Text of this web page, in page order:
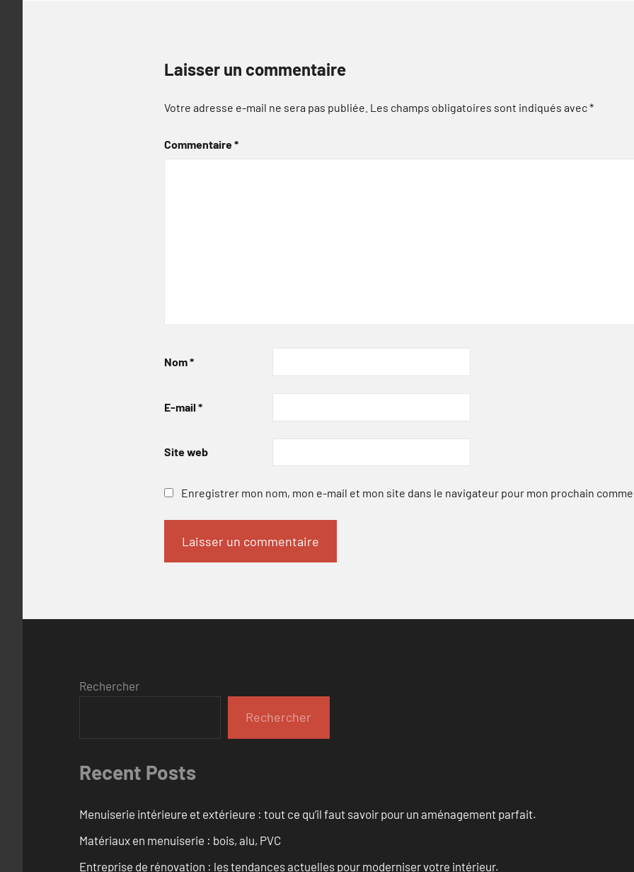
Laisser un commentaire
Votre adresse e-mail ne sera pas publiée. Les champs obligatoires sont indiqués avec*
Commentaire*
Nom*
E-mail *
Site web
Enregistrer mon nom, mon e-mail et mon site dans le navigateur pour mon prochain
Rechercher
Rechercher
Recent Posts
Menuiserie intérieure et extérieure : tout ce qu’il faut savoir pour un aménagement parfait.
Matériaux en menuiserie : bois, alu, PVC
Entreprise de rénovation : les tendances actuelles pour moderniser votre intérieur.